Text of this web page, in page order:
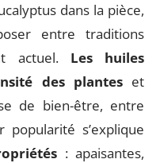
dans la pièce,
entre traditions
actuel. Les huiles
des planteset
de bien-être, entre
s’explique
: apaisantes,